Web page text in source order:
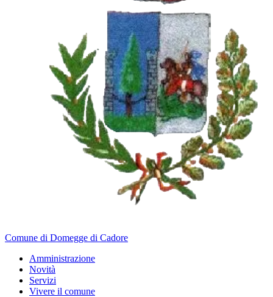
Comune di Domegge di Cadore
Amministrazione
Novità
Servizi
Vivere il comune